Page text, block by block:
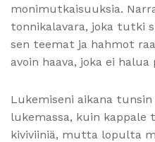
monimutkaisuuksia.
tonnikalavara, joka tutki
sen teemat ja hahmot
avoin haava, joka ei halua
Lukemiseni aikana
lukemassa, kuin kappale
kiviviiniä, mutta lopulta